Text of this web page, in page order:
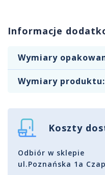
Informacje
Wymiary
Wymiary produktu:
Koszty
Odbiór w sklepie
ul.Poznańska 1a